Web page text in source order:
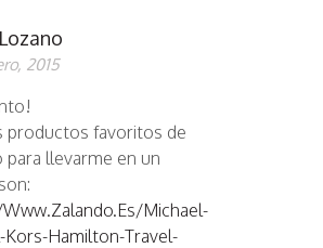
2015
productos favoritos de
para llevarme en un
michael-
Kors-Hamilton-Travel-